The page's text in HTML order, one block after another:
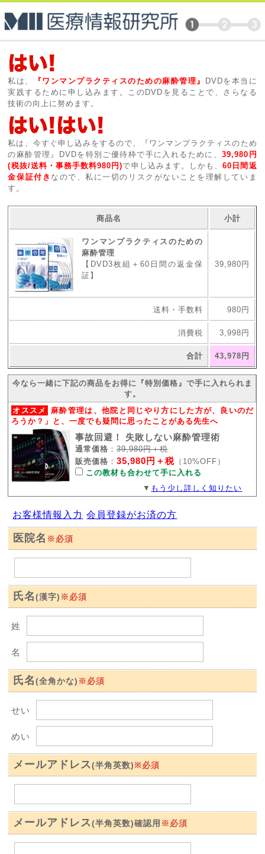
私は、 『ワンマンプラクティスのための麻酔管理』 DVDを本当に
実践するために申し込みます。このDVDを見ることで、さらなる
技術の向上に努めます。
私は、今すぐ申し込みをするので、『ワンマンプラクティスのため
の麻酔管理』DVDを特別ご優待枠で手に入れるために、39,980円
(税抜/送料・事務手数料980円)で申し込みます。しかも、60日間返
金保証付き なので、私に一切のリスクがないことを理解していま
す。
商品名 小計
ワンマンプラクティスのための
麻酔管理
【DVD3枚組＋60日間の返金保
証】
39,980円
送料・手数料 980円
消費税 3,998円
合計 43,978円
今なら一緒に下記の商品をお得に『特別価格』で手に入れられま
す。
オススメ
麻酔管理は、他院と同じやり方にした方が、良いのだ
ろうか？」と、一度でも疑問に思ったことがある先生へ
事故回避！ 失敗しない麻酔管理術
通常価格 ：39,980円＋税
販売価格 ：35,980円＋税 （10%OFF）
この教材も合わせて手に入れる
▼ もう少し詳しく知りたい
お客様情報入力 会員登録がお済の方
医院名 ※必須
氏名(漢字) ※必須
姓
名
氏名(全角かな) ※必須
せい
めい
メールアドレス(半角英数)※必須
メールアドレス(半角英数)確認用 ※必須